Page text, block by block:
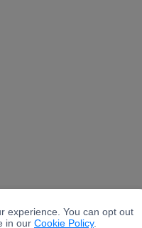
experience. You can opt out
in our Cookie Policy.